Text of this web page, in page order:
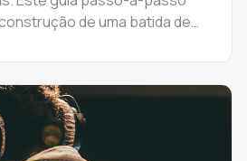
de uma batida de